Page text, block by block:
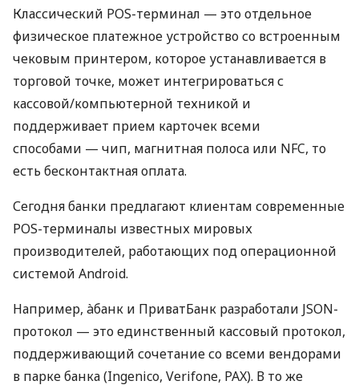
Классический POS-терминал — это отдельное
физическое платежное устройство со встроенным
чековым принтером, которое устанавливается в
торговой точке, может интегрироваться с
кассовой/компьютерной техникой и
поддерживает прием карточек всеми
способами — чип, магнитная полоса или NFC, то
есть бесконтактная оплата.
Сегодня банки предлагают клиентам современные
POS-терминалы известных мировых
производителей, работающих под операционной
системой Android.
Например, àбанк и ПриватБанк разработали JSON-
протокол — это единственный кассовый протокол,
поддерживающий сочетание со всеми вендорами
в парке банка (Ingenico, Verifone, PAX). В то же